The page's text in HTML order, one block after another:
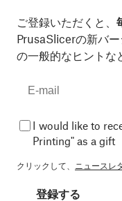
ご登録いただくと、
PrusaSlicerの新バ
の一般的なヒントな
I would like to
Printing" as a gift
クリックして、 ニュースレ
登録する